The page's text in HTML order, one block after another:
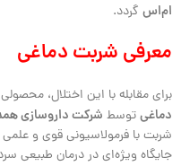
ام‌اس گردد.
معرفی شربت دماغی
برای مقابله با این اختلال،
دماغیتوسط شرکت داروسازی
شربت با فرمولاسیونی قوی و
جایگاه ویژه‌ای در درمان طبیعی